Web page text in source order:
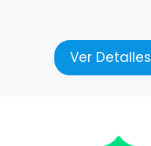
Ver Detalles